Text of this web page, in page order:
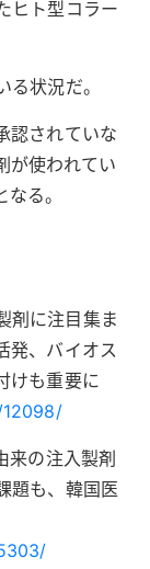
ヒト型コラー
状況だ。
認されていな
が使われてい
る。
剤に注目集ま
発、バイオス
けも重要に
の注入製剤
題も、韓国医